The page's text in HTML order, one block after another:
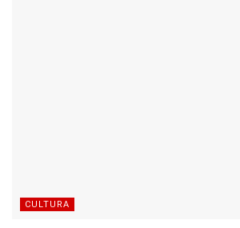
CULTURA